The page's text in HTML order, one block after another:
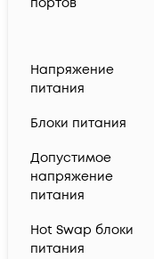
Напряжение
питания
Блоки питания
Допустимое
напряжение
питания
Hot Swap блоки
питания